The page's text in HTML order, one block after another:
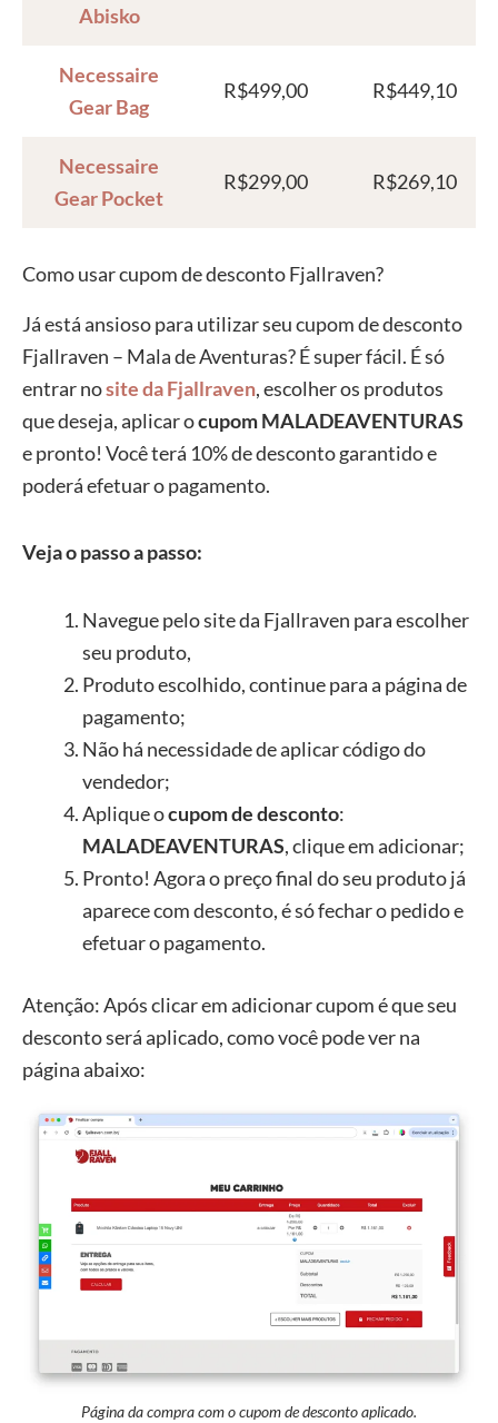
Abisko
Necessaire
Gear Bag
R$499,00 R$449,10
Necessaire
Gear Pocket
R$299,00 R$269,10
Como usar cupom de desconto Fjallraven?
Já está ansioso para utilizar seu cupom de desconto
Fjallraven – Mala de Aventuras? É super fácil. É só
entrar nosite da Fjallraven, escolher os produtos
que deseja, aplicar ocupom MALADEAVENTURAS
e pronto! Você terá 10% de desconto garantido e
poderá efetuar o pagamento.
Veja o passo a passo:
Navegue pelo site da Fjallraven para escolher
seu produto,
Produto escolhido, continue para a página de
pagamento;
Não há necessidade de aplicar código do
vendedor;
Aplique ocupom de desconto:
MALADEAVENTURAS, clique em adicionar;
Pronto! Agora o preço final do seu produto já
aparece com desconto, é só fechar o pedido e
efetuar o pagamento.
Atenção: Após clicar em adicionar cupom é que seu
desconto será aplicado, como você pode ver na
página abaixo:
Página da compra com o cupom de desconto aplicado.